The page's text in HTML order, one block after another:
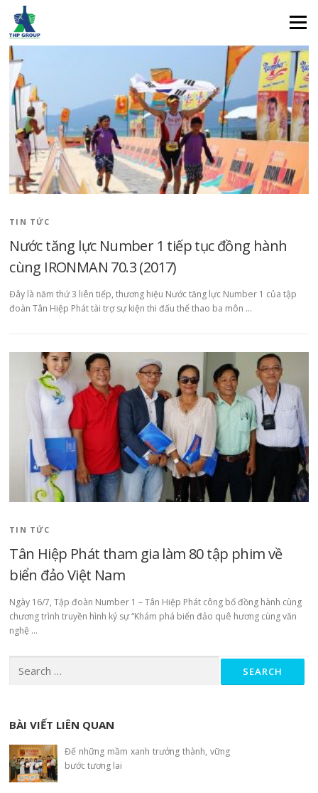
Menu
Tập đoàn Number 1
TIN TỨC
Nước tăng lực Number 1 tiếp tục đồng hành
cùng IRONMAN 70.3 (2017)
Đây là năm thứ 3 liên tiếp, thương hiệu Nước tăng lực Number 1 của tập
đoàn Tân Hiệp Phát tài trợ sự kiện thi đấu thể thao ba môn …
TIN TỨC
Tân Hiệp Phát tham gia làm 80 tập phim về
biển đảo Việt Nam
Ngày 16/7, Tập đoàn Number 1 – Tân Hiệp Phát công bố đồng hành cùng
chương trình truyền hình ký sự “Khám phá biển đảo quê hương cùng văn
nghệ …
BÀI VIẾT LIÊN QUAN
Để những mầm xanh trưởng thành, vững
bước tương lai